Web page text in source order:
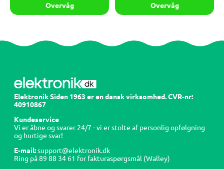
Overvåg Overvåg
Elektronik Siden 1963 er en dansk virksomhed. CVR-nr:
40910867
Kundeservice
Vi er åbne og svarer 24/7 - vi er stolte af personlig opfølgning
og hurtige svar!
E-mail:support@elektronik.dk
Ring på89 88 34 61 for fakturaspørgsmål (Walley)